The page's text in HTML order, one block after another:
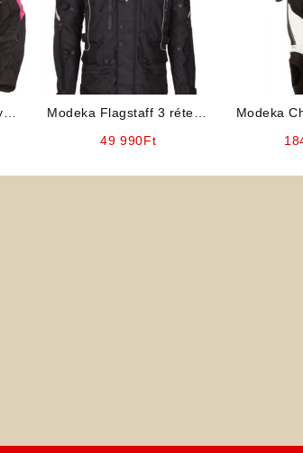
Modeka Flagstaff 3 rétegű
49 990Ft
Modeka